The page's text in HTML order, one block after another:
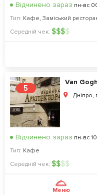
Відчинено зараз пн-вс
Тип: Кафе, Заміський
Середній чек: $$$$
5
Van Gogh
Дніпро,
Відчинено зараз пн-вс
Тип: Кафе
Середній чек: $$$$
Меню